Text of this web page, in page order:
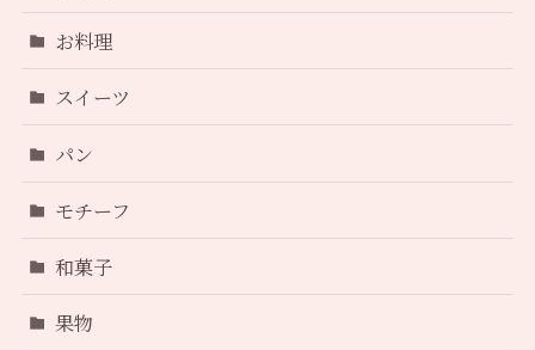
お料理
スイーツ
パン
モチーフ
和菓子
果物